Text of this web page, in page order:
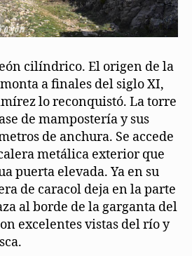
cilíndrico. El origen de la
a finales del siglo XI,
lo reconquistó. La torre
de mampostería y sus
de anchura. Se accede
metálica exterior que
puerta elevada. Ya en su
de caracol deja en la parte
al borde de la garganta del
excelentes vistas del río y